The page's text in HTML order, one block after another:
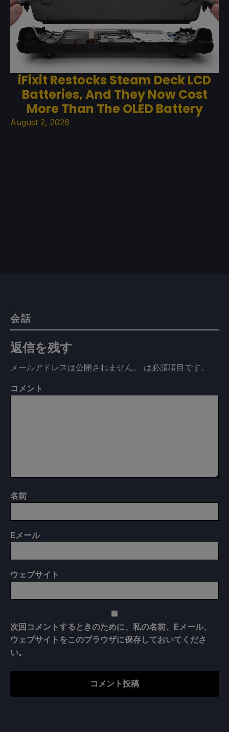
iFixit Restocks Steam Deck LCD
Batteries, And They Now Cost
More Than The OLED Battery
August 2, 2026
会話
返信を残す
メールアドレスは公開されません。 は必須項目です。
コメント
名前
E メール
ウェブサイト
次回コメントするときのために、私の名前、Eメール、
ウェブサイトをこのブラウザに保存しておいてくださ
い。